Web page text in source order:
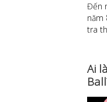
Đến
năm
tra
Ai